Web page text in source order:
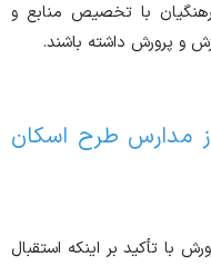
با تخصیص منابع و
و پرورش داشته باشند.
مدارس طرح اسکان
با تأکید بر اینکه استقبال